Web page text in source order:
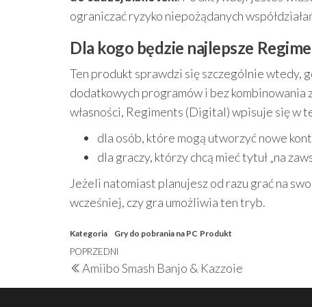
ograniczać ryzyko niepożądanych
Dla kogo będzie najlepsze
Ten produkt sprawdzi się szczególnie wtedy,
dodatkowych programów i bez kombinowania
własności, Regiments (Digital) wpisuje się w
dla osób, które mogą utworzyć nowe
dla graczy, którzy chcą mieć tytuł „na
Jeżeli natomiast planujesz od razu grać na
wcześniej, czy gra umożliwia ten tryb.
Kategoria Gry do pobrania na PC Produkt
Nawigacja
wpisu
Poprzedni
wpis
POPRZEDNI
Amiibo Smash Banjo & Kazzoie